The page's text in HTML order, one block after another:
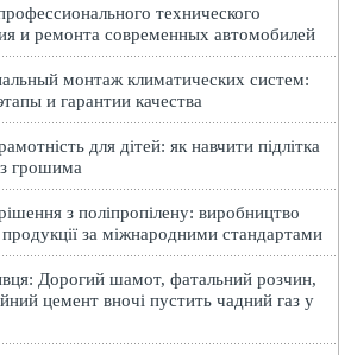
технического
и ремонта современных автомобилей
монтаж климатических систем:
и гарантии качества
для дітей: як навчити підлітка
грошима
з поліпропілену: виробництво
за міжнародними стандартами
Дорогий шамот, фатальний розчин,
цемент вночі пустить чадний газ у